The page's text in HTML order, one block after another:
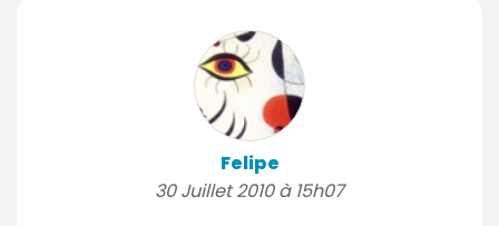
Felipe
30 Juillet 2010 à 15h07